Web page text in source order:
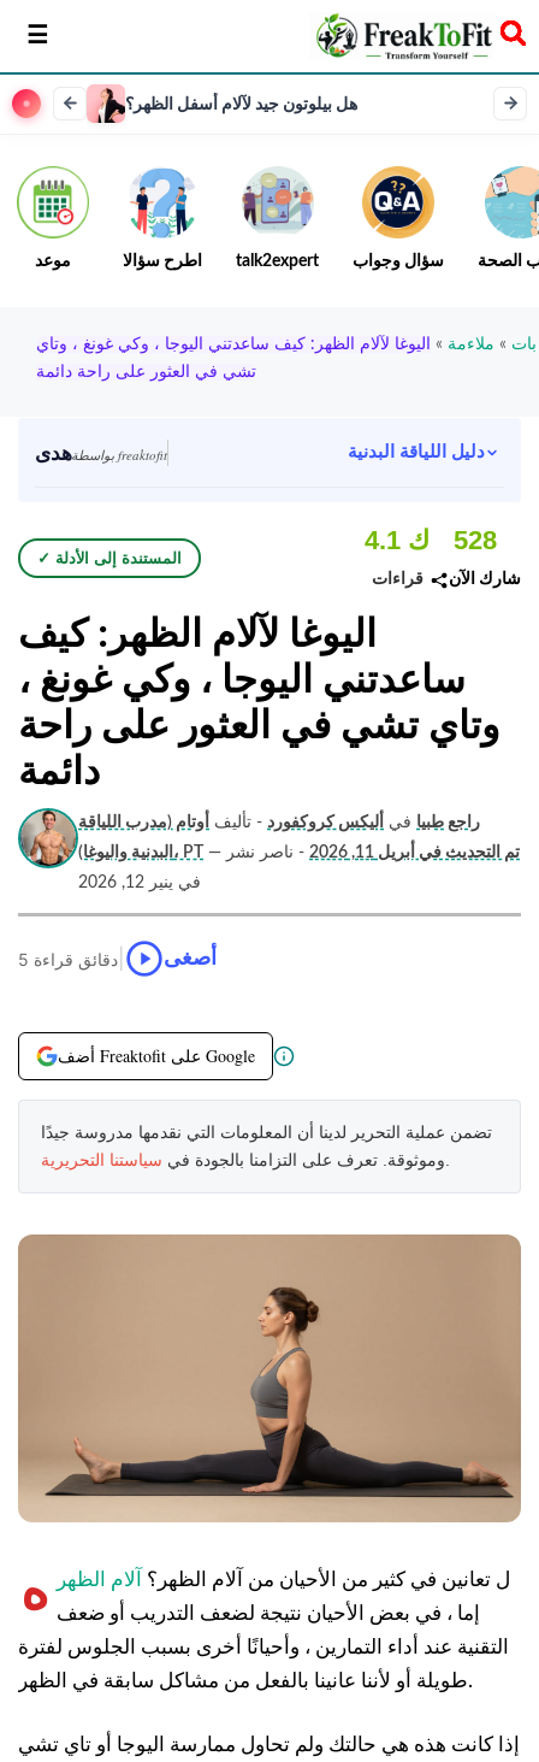
سخر
موعد اطرح سؤالا talk2expert سؤال وجواب الصحة
بات » ملاءمة »
اليوغا لآلام الظهر: كيف ساعدتني اليوجا ، وكي غونغ ، وتاي
تشي في العثور على راحة دائمة
هدى بواسطة freaktofit دليل اللياقة البدنية
✓ المستندة إلى الأدلة
4.1 ك
قراءات
528
شارك الآن
اليوغا لآلام الظهر: كيف
ساعدتني اليوجا ، وكي غونغ ،
وتاي تشي في العثور على راحة
دائمة
راجع طبيا في أليكس كروكفورد - تأليف
أوتام (مدرب اللياقة
البدنية واليوغا)، PT
— تم التحديث في أبريل 11, 2026
- ناصر نشر
في ينير 12, 2026
5 دقائق قراءة أصغى
أضف Freaktofit على Google
تضمن عملية التحرير لدينا أن المعلومات التي نقدمها مدروسة جيدًا
وموثوقة. تعرف على التزامنا بالجودة في سياستنا التحريرية
ه ل تعانين في كثير من الأحيان من آلام الظهر؟
آلام الظهر
إما ، في بعض الأحيان نتيجة لضعف التدريب أو ضعف
التقنية عند أداء التمارين ، وأحيانًا أخرى بسبب الجلوس لفترة
طويلة أو لأننا عانينا بالفعل من مشاكل سابقة في الظهر.
إذا كانت هذه هي حالتك ولم تحاول ممارسة اليوجا أو تاي تشي